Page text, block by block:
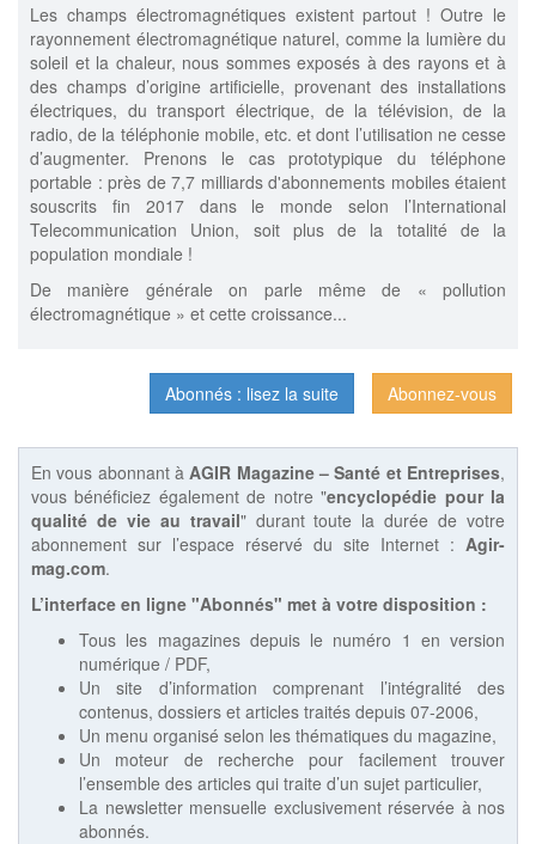
Les champs électromagnétiques existent partout ! Outre le
rayonnement électromagnétique naturel, comme la lumière du
soleil et la chaleur, nous sommes exposés à des rayons et à
des champs d’origine artificielle, provenant des installations
électriques, du transport électrique, de la télévision, de la
radio, de la téléphonie mobile, etc. et dont l’utilisation ne cesse
d’augmenter. Prenons le cas prototypique du téléphone
portable : près de 7,7 milliards d'abonnements mobiles étaient
souscrits fin 2017 dans le monde selon l’International
Telecommunication Union, soit plus de la totalité de la
population mondiale !
De manière générale on parle même de « pollution
électromagnétique » et cette croissance...
Abonnez-vous
Abonnés : lisez la suite
En vous abonnant à AGIR Magazine – Santé et Entreprises,
vous bénéficiez également de notre "encyclopédie pour la
qualité de vie au travail" durant toute la durée de votre
abonnement sur l’espace réservé du site Internet : Agir-
mag.com.
L’interface en ligne "Abonnés" met à votre disposition :
Tous les magazines depuis le numéro 1 en version
numérique / PDF,
Un site d’information comprenant l’intégralité des
contenus, dossiers et articles traités depuis 07-2006,
Un menu organisé selon les thématiques du magazine,
Un moteur de recherche pour facilement trouver
l’ensemble des articles qui traite d’un sujet particulier,
La newsletter mensuelle exclusivement réservée à nos
abonnés.